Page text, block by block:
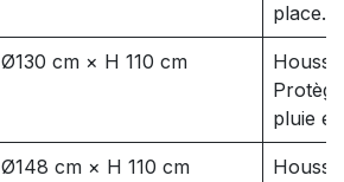
place.
Ø130 cm × H 110 cm
pluie et
Ø148 cm × H 110 cm